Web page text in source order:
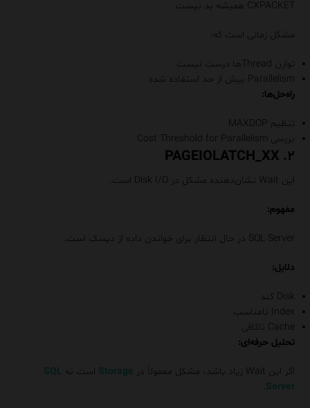
CXPACKET همیشه بد نیست.
مشکل زمانی است که:
توازن Threadها درست نیست
Parallelism بیش از حد استفاده شده
راه‌حل‌ها:
تنظیم MAXDOP
بررسی Cost Threshold for Parallelism
۲. PAGEIOLATCH_XX
این Wait نشان‌دهنده مشکل در Disk I/O است.
مفهوم:
SQL Server در حال انتظار برای خواندن داده از دیسک است.
دلایل:
Disk کند
Index نامناسب
Cache ناکافی
تحلیل حرفه‌ای:
اگر این Wait زیاد باشد، مشکل معمولاً در Storage است نه SQL
Server